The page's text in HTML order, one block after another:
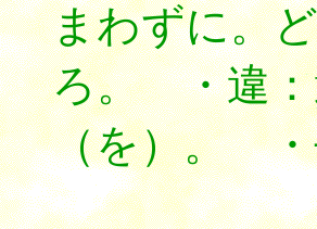
まわずに。
ろ。 ・違
（を）。 ・